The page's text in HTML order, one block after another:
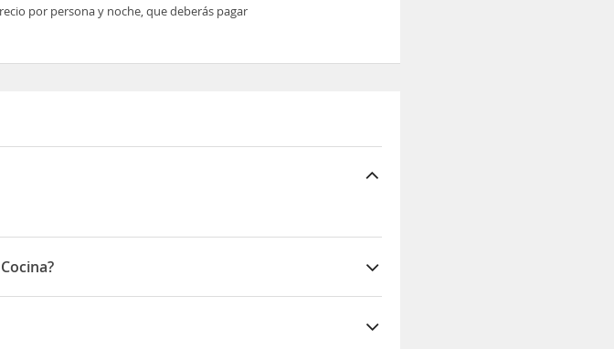
por persona y noche, que deberás pagar